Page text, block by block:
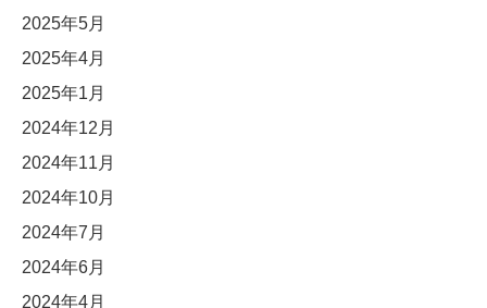
2025年5月
2025年4月
2025年1月
2024年12月
2024年11月
2024年10月
2024年7月
2024年6月
2024年4月